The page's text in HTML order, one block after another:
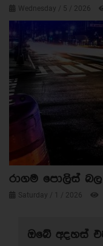
Wednesday / 5 / 2026
රාගම පොලිස්
Saturday / 1 / 2026
ඔබේ අදහස්